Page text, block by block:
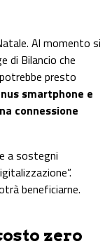
Al momento si
di Bilancio che
presto
smartphone e
connessione
a sostegni
beneficiarne.
zero